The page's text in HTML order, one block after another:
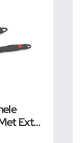
Extra
Bek